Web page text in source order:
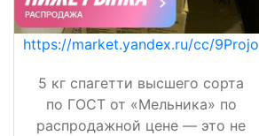
https://market.yandex.ru/cc/9Projo
5 кг спагетти высшего сорта
по ГОСТ от «Мельника» по
распродажной цене — это не